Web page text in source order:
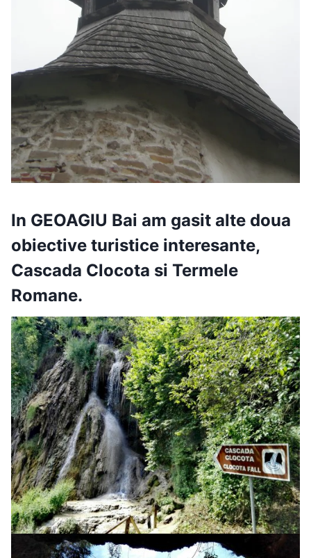
In GEOAGIU Bai am gasit alte doua
obiective turistice interesante,
Cascada Clocota si Termele
Romane.